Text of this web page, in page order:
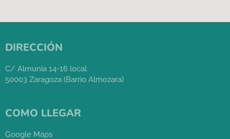
DIRECCIÓN
C/ Almunia 14-16 local
50003 Zaragoza (Barrio Almozara)
COMO LLEGAR
Google Maps